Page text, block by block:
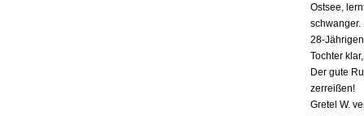
Ostsee,
schwanger.
28-
Tochter
Der gute
zerreißen!
Gretel W.